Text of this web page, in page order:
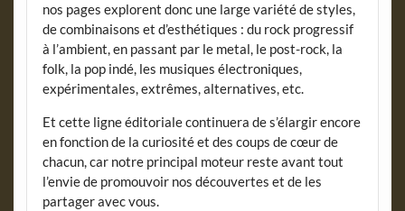
nos pages explorent donc une large variété de styles,
de combinaisons et d’esthétiques : du rock progressif
à l’ambient, en passant par le metal, le post-rock, la
folk, la pop indé, les musiques électroniques,
expérimentales, extrêmes, alternatives, etc.
Et cette ligne éditoriale continuera de s’élargir encore
en fonction de la curiosité et des coups de cœur de
chacun, car notre principal moteur reste avant tout
l’envie de promouvoir nos découvertes et de les
partager avec vous.